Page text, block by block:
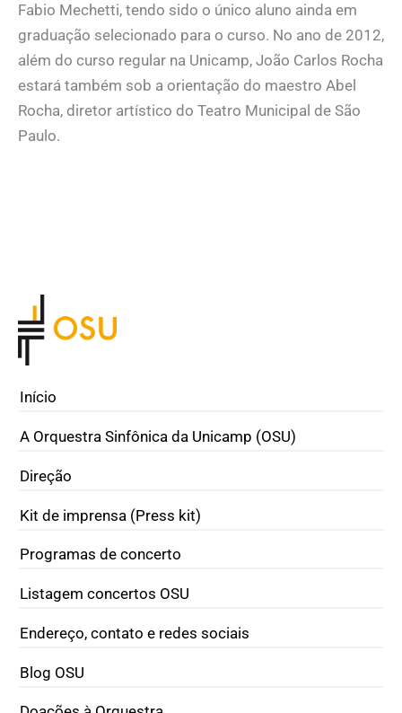
Início
A Orquestra Sinfônica da Unicamp (OSU)
Direção
Kit de imprensa (Press kit)
Programas de concerto
Listagem concertos OSU
Endereço, contato e redes sociais
Blog OSU
Fabio Mechetti, tendo sido o único aluno ainda em
graduação selecionado para o curso. No ano de 2012,
além do curso regular na Unicamp, João Carlos Rocha
estará também sob a orientação do maestro Abel
Rocha, diretor artístico do Teatro Municipal de São
Paulo.